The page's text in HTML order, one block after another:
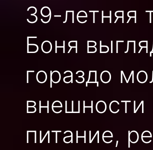
39-летняя
Боня
гораздо
внешности
питание,